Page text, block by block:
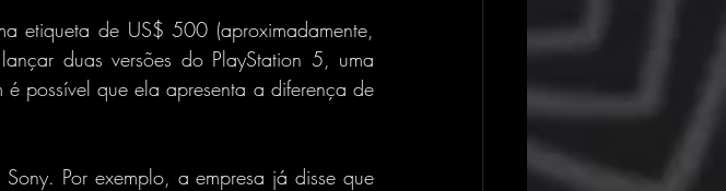
etiqueta de US$ 500 (aproximadamente,
duas versões do PlayStation 5, uma
possível que ela apresenta a diferença de
Por exemplo, a empresa já disse que